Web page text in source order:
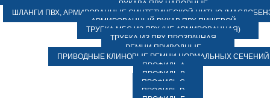
РУКАВА ПВХ НАПОРНЫЕ
ШЛАНГИ ПВХ, АРМИРОВАННЫЕ СИНТЕТИЧЕСКОЙ НИТЬЮ
АРМИРОВАННЫЙ РУКАВ ПВХ ПИЩЕВОЙ
ТРУБКА МБС ИЗ ПВХ (НЕ АРМИРОВАННАЯ)
ТРУБКА ИЗ ПВХ ПРОЗРАЧНАЯ
РЕМНИ ПРИВОДНЫЕ
ПРИВОДНЫЕ КЛИНОВЫЕ РЕМНИ НОРМАЛЬНЫХ СЕЧЕНИЙ
ПРОФИЛЬ A
ПРОФИЛЬ B
ПРОФИЛЬ C
ПРОФИЛЬ D